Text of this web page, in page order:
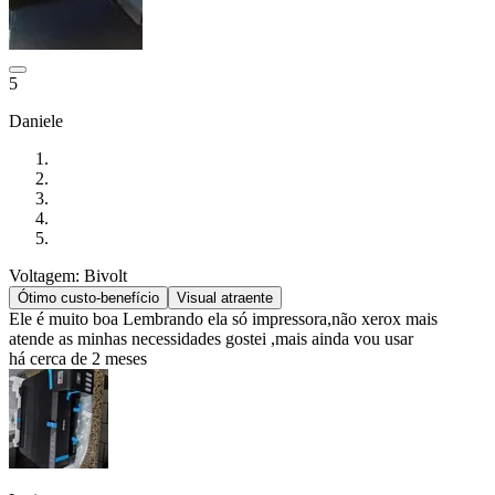
5
Daniele
Voltagem: Bivolt
Ótimo custo-benefício Visual atraente
Ele é muito boa Lembrando ela só impressora,não xerox mais
atende as minhas necessidades gostei ,mais ainda vou usar
há cerca de 2 meses